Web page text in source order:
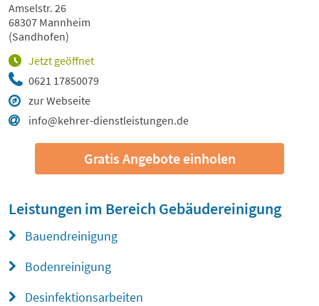
0621 17850079
zur Webseite
info@kehrer-dienstleistungen.de
Jetzt geöffnet
Amselstr. 26
68307 Mannheim
(Sandhofen)
Gratis Angebote einholen
Leistungen im Bereich Gebäudereinigung
Bauendreinigung
Bodenreinigung
Desinfektionsarbeiten